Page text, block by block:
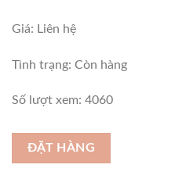
Giá: Liên hệ
Tình trạng: Còn hàng
Số lượt xem: 4060
ĐẶT HÀNG